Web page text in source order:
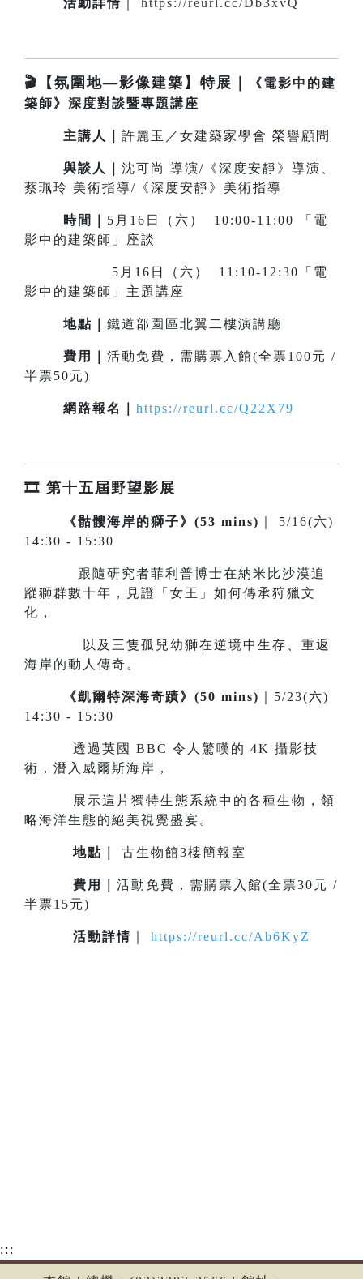
活動詳情 https://reurl.cc/Db3xvQ
🎬【氛圍地—影像建築】特展｜
《電影中的建
築師》深度對談暨專題講座
主講人 許麗玉／女建築家學會 榮譽顧問
與談 人
沈可尚 導演/《深度安靜》導演、
蔡珮玲 美術指導/《深度安靜》美術指導
時間｜ 5月16日（六） 10:00-11:00 「電
影中的建築師」座談
5月16日（六） 11:10-12:30「電
影中的建築師」主題講座
地點｜ 鐵道部園區北翼二樓演講廳
費用｜ 活動免費，需購票入館(全票100元 /
半票50元)
網路報名｜ https://reurl.cc/Q22X79
🎞️ 第十五屆野望影展
《骷髏海岸的獅子》(53 mins)
｜ 5/16(六)
14:30 - 15:30
跟隨研究者菲利普博士在納米比沙漠追
蹤獅群數十年，見證「女王」如何傳承狩獵文
化，
以及三隻孤兒幼獅在逆境中生存、重返
海岸的動人傳奇。
《凱爾特深海奇蹟》(50 mins)
｜5/23(六)
14:30 - 15:30
透過英國 BBC 令人驚嘆的 4K 攝影技
術，潛入威爾斯海岸，
展示這片獨特生態系統中的各種生物，領
略海洋生態的絕美視覺盛宴。
地點｜ 古生物館3樓簡報室
費用｜ 活動免費，需購票入館(全票30元 /
半票15元)
活動詳情 https://reurl.cc/Ab6KyZ
:::